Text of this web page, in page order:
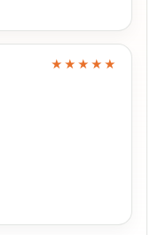
★★★★★